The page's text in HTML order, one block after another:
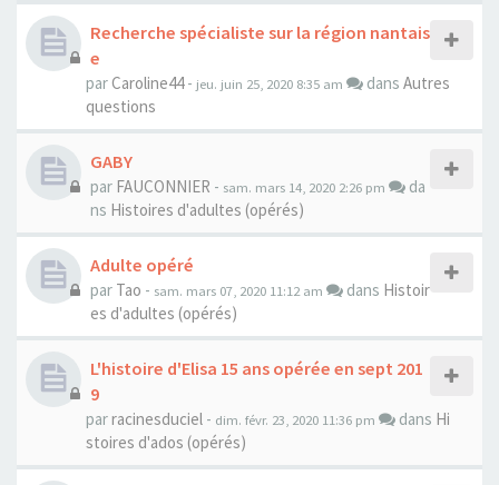
Recherche spécialiste sur la région nantais
e
parCaroline44- jeu. juin 25, 2020 8:35 am dans Autres
questions
GABY
par FAUCONNIER - sam. mars 14, 2020 2:26 pm
da
ns Histoires d'adultes (opérés)
Adulte opéré
par Tao - sam. mars 07, 2020 11:12 am dans Histoir
es d'adultes (opérés)
L'histoire d'Elisa 15 ans opérée en sept 201
9
parracinesduciel - dim. févr. 23, 2020 11:36 pm dans Hi
stoires d'ados (opérés)